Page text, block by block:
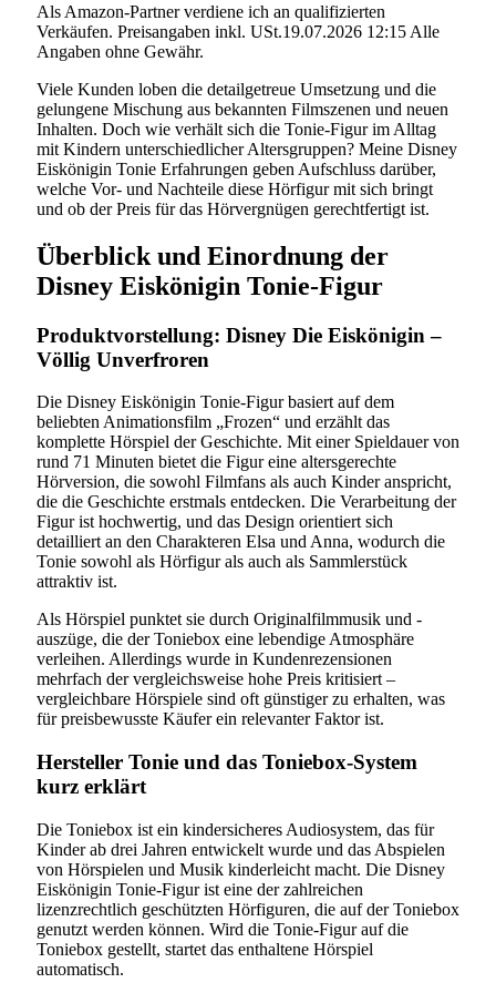
Als Amazon-Partner verdiene ich an qualifizierten
Verkäufen. Preisangaben inkl. USt.19.07.2026 12:15 Alle
Angaben ohne Gewähr.
Viele Kunden loben die detailgetreue Umsetzung und die
gelungene Mischung aus bekannten Filmszenen und neuen
Inhalten. Doch wie verhält sich die Tonie-Figur im Alltag
mit Kindern unterschiedlicher Altersgruppen? Meine Disney
Eiskönigin Tonie Erfahrungen geben Aufschluss darüber,
welche Vor- und Nachteile diese Hörfigur mit sich bringt
und ob der Preis für das Hörvergnügen gerechtfertigt ist.
Überblick und Einordnung der
Disney Eiskönigin Tonie-Figur
Produktvorstellung: Disney Die Eiskönigin –
Völlig Unverfroren
Die Disney Eiskönigin Tonie-Figur basiert auf dem
beliebten Animationsfilm „Frozen“ und erzählt das
komplette Hörspiel der Geschichte. Mit einer Spieldauer von
rund 71 Minuten bietet die Figur eine altersgerechte
Hörversion, die sowohl Filmfans als auch Kinder anspricht,
die die Geschichte erstmals entdecken. Die Verarbeitung der
Figur ist hochwertig, und das Design orientiert sich
detailliert an den Charakteren Elsa und Anna, wodurch die
Tonie sowohl als Hörfigur als auch als Sammlerstück
attraktiv ist.
Als Hörspiel punktet sie durch Originalfilmmusik und -
auszüge, die der Toniebox eine lebendige Atmosphäre
verleihen. Allerdings wurde in Kundenrezensionen
mehrfach der vergleichsweise hohe Preis kritisiert –
vergleichbare Hörspiele sind oft günstiger zu erhalten, was
für preisbewusste Käufer ein relevanter Faktor ist.
Hersteller Tonie und das Toniebox-System
kurz erklärt
Die Toniebox ist ein kindersicheres Audiosystem, das für
Kinder ab drei Jahren entwickelt wurde und das Abspielen
von Hörspielen und Musik kinderleicht macht. Die Disney
Eiskönigin Tonie-Figur ist eine der zahlreichen
lizenzrechtlich geschützten Hörfiguren, die auf der Toniebox
genutzt werden können. Wird die Tonie-Figur auf die
Toniebox gestellt, startet das enthaltene Hörspiel
automatisch.